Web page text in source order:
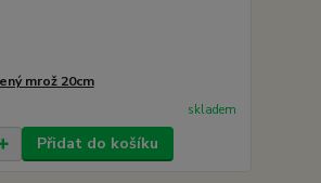
mrož 20cm
skladem
Přidat do košíku